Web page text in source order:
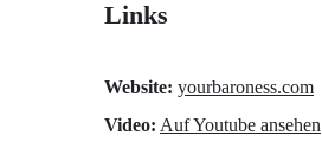
Links
Website: yourbaroness.com
Video: Auf Youtube ansehen